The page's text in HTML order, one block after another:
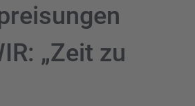
„Zeit zu